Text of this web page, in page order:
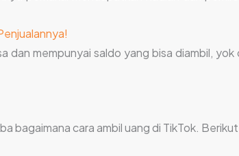
mempunyai saldo yang bisa diambil,
bagaimana cara ambil uang di TikTok.